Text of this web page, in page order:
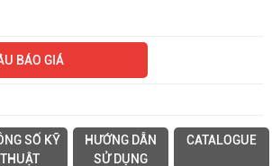
BÁO GIÁ
SỐ KỸ
THUẬT
HƯỚNG DẪN
SỬ DỤNG
CATALOGUE